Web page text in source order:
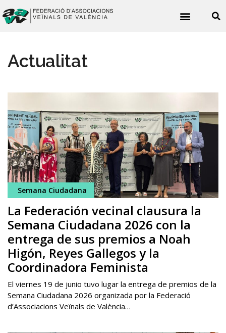
Actualitat
Semana Ciudadana
La Federación vecinal clausura la
Semana Ciudadana 2026 con la
entrega de sus premios a Noah
Higón, Reyes Gallegos y la
Coordinadora Feminista
El viernes 19 de junio tuvo lugar la entrega de premios de la
Semana Ciudadana 2026 organizada por la Federació
d’Associacions Veïnals de València…